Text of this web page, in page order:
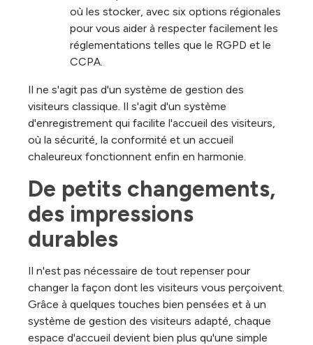
où les stocker, avec six options régionales
pour vous aider à respecter facilement les
réglementations telles que le RGPD et le
CCPA.
Il ne s'agit pas d'un système de gestion des
visiteurs classique. Il s'agit d'un système
d'enregistrement qui facilite l'accueil des visiteurs,
où la sécurité, la conformité et un accueil
chaleureux fonctionnent enfin en harmonie.
De petits changements,
des impressions
durables
Il n'est pas nécessaire de tout repenser pour
changer la façon dont les visiteurs vous perçoivent.
Grâce à quelques touches bien pensées et à un
système de gestion des visiteurs adapté, chaque
espace d'accueil devient bien plus qu'une simple